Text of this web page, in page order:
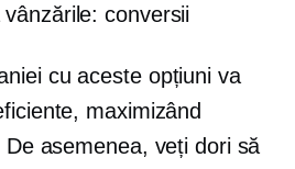
conversii
cu aceste opțiuni va
maximizând
asemenea, veți dori să